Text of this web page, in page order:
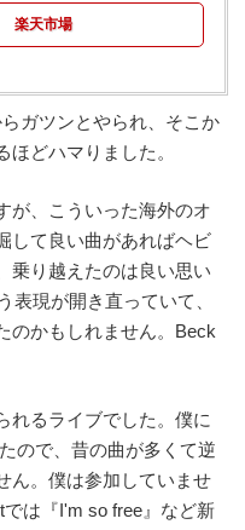
楽天市場
ガツンとやられ、そこか
どハマりました。
が、こういった海外のオ
して良い曲があればヘビ
乗り越えたのは良い思い
表現が開き直っていて、
のかもしれません。Beck
れるライブでした。僕に
ので、昔の曲が多くて逆
ん。僕は参加していませ
は『I'm so free』など新